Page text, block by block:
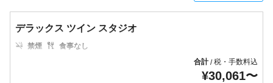
デラックス ツイン スタジオ
禁煙
食事なし
合計/税・手数料込
¥30,061〜